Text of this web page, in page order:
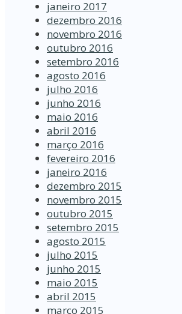
janeiro 2017
dezembro 2016
novembro 2016
outubro 2016
setembro 2016
agosto 2016
julho 2016
junho 2016
maio 2016
abril 2016
março 2016
fevereiro 2016
janeiro 2016
dezembro 2015
novembro 2015
outubro 2015
setembro 2015
agosto 2015
julho 2015
junho 2015
maio 2015
abril 2015
março 2015